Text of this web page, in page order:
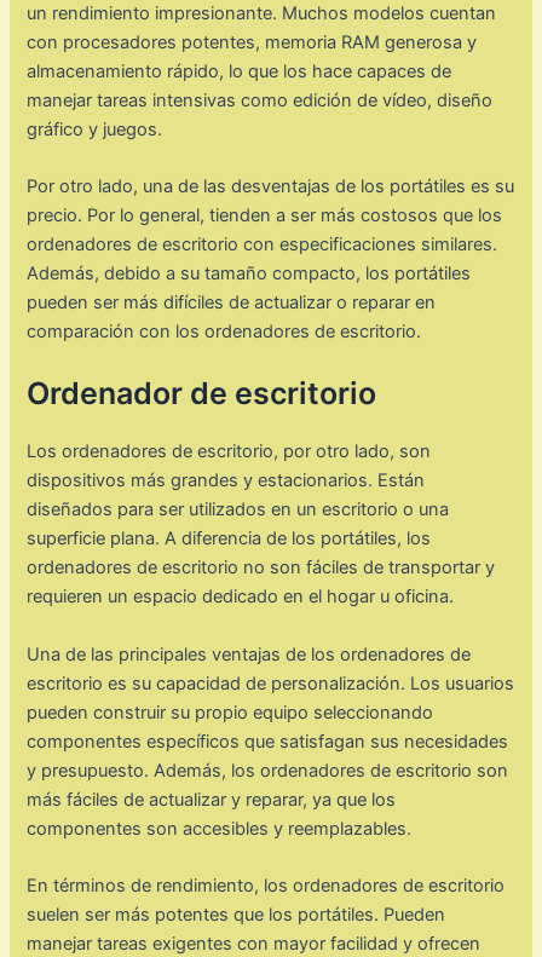
un rendimiento impresionante. Muchos modelos cuentan
con procesadores potentes, memoria RAM generosa y
almacenamiento rápido, lo que los hace capaces de
manejar tareas intensivas como edición de vídeo, diseño
gráfico y juegos.
Por otro lado, una de las desventajas de los portátiles es su
precio. Por lo general, tienden a ser más costosos que los
ordenadores de escritorio con especificaciones similares.
Además, debido a su tamaño compacto, los portátiles
pueden ser más difíciles de actualizar o reparar en
comparación con los ordenadores de escritorio.
Ordenador de escritorio
Los ordenadores de escritorio, por otro lado, son
dispositivos más grandes y estacionarios. Están
diseñados para ser utilizados en un escritorio o una
superficie plana. A diferencia de los portátiles, los
ordenadores de escritorio no son fáciles de transportar y
requieren un espacio dedicado en el hogar u oficina.
Una de las principales ventajas de los ordenadores de
escritorio es su capacidad de personalización. Los usuarios
pueden construir su propio equipo seleccionando
componentes específicos que satisfagan sus necesidades
y presupuesto. Además, los ordenadores de escritorio son
más fáciles de actualizar y reparar, ya que los
componentes son accesibles y reemplazables.
En términos de rendimiento, los ordenadores de escritorio
suelen ser más potentes que los portátiles. Pueden
manejar tareas exigentes con mayor facilidad y ofrecen